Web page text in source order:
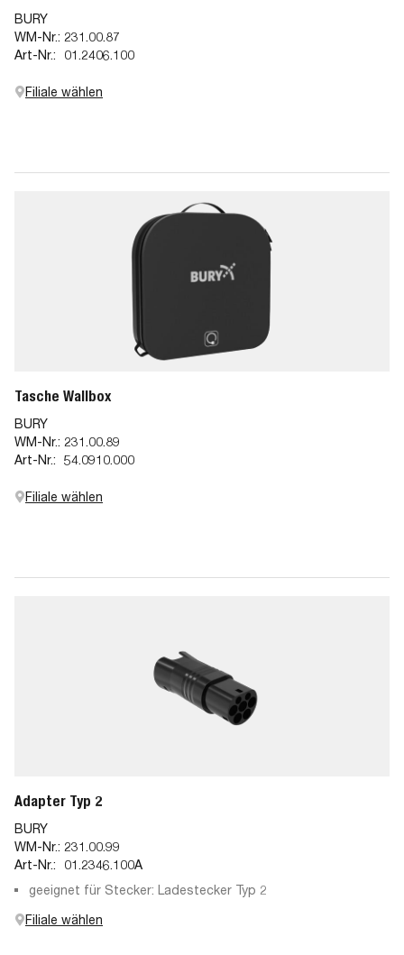
BURY
WM-Nr.: 231.00.87
Art-Nr.:
01.2406.100
Filiale wählen
Tasche Wallbox
BURY
WM-Nr.: 231.00.89
Art-Nr.: 54.0910.000
Filiale wählen
Adapter Typ 2
BURY
WM-Nr.: 231.00.99
Art-Nr.:
01.2346.100A
geeignet für Stecker: Ladestecker Typ 2
Filiale wählen